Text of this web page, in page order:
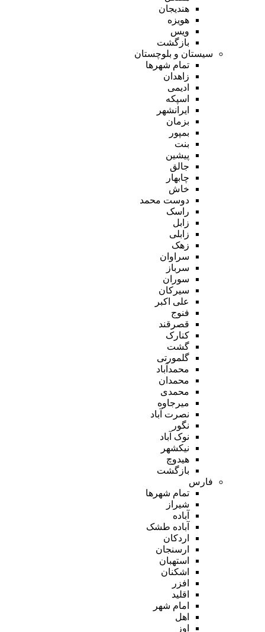
هندیجان
هویزه
ویس
بازگشت
سیستان و بلوچستان
تمام شهر‌ها
زاهدان
ادیمی
اسپکه
ایرانشهر
بزمان
بمپور
بنت
پیشین
جالق
چابهار
خاش
دوست محمد
راسک
زابل
زابلی
زهک
سراوان
سرباز
سوران
سیرکان
علی اکبر
فنوج
قصرقند
کنارک
گشت
گلمورتی
محمدآباد
محمدان
محمدی
میرجاوه
نصرت آباد
نگور
نوک آباد
نیکشهر
هیدوچ
بازگشت
فارس
تمام شهر‌ها
شیراز
آباده
آباده طشک
اردکان
ارسنجان
استهبان
اشکنان
افزر
اقلید
امام شهر
اهل
اوز